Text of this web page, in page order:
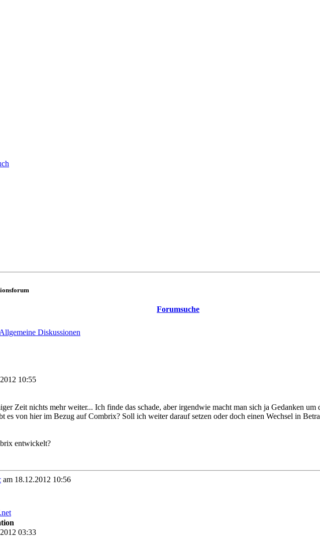
Forumsuche
Allgemeine Diskussionen
10:55
Zeit nichts mehr weiter... Ich finde das schade, aber irgendwie macht man sich ja Gedanken um
es von hier im Bezug auf Combrix? Soll ich weiter darauf setzen oder doch einen Wechsel in
entwickelt?
am 18.12.2012 10:56
03:33